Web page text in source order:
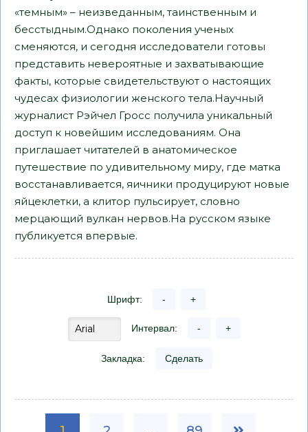
«темным» – неизведанным, таинственным и
бесстыдным.Однако поколения ученых
сменяются, и сегодня исследователи готовы
представить невероятные и захватывающие
факты, которые свидетельствуют о настоящих
чудесах физиологии женского тела.Научный
журналист Рэйчел Гросс получила уникальный
доступ к новейшим исследованиям. Она
приглашает читателей в анатомическое
путешествие по удивительному миру, где матка
восстанавливается, яичники продуцируют новые
яйцеклетки, а клитор пульсирует, словно
мерцающий вулкан нервов.На русском языке
публикуется впервые.
Шрифт: - +
Интервал: - +
Закладка: Сделать